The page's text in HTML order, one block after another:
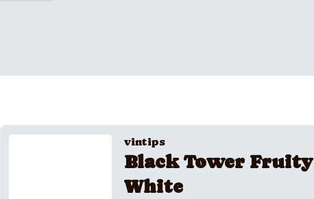
vintips
Black Tower Fruity
White